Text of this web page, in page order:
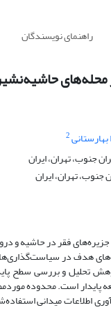
راهنمای نویسندگان
2
جنوب، تهران، ایران
تهران، ایران
فقر در حاشیه و
هدف در
تحلیل و بررسی سطح
پایدار است. محدوده
اطلاعات میدانی